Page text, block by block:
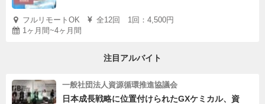
フルリモートOK
全12回 1回：4,500円
1ヶ月間~4ヶ月間
注目アルバイト
一般社団法人資源循環推進協議会
日本成長戦略に位置付けられたGXケミカル、資